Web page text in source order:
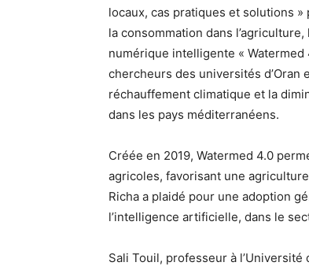
locaux, cas pratiques et solutions
la consommation dans
numérique intelligente «
chercheurs des universités d’Oran
réchauffement climatique et la
dans les pays méditerranéens.
Créée en 2019, Watermed 4.0
agricoles, favorisant une
Richa a plaidé pour une adoption
l’intelligence artificielle, dans le
Sali Touil, professeur à